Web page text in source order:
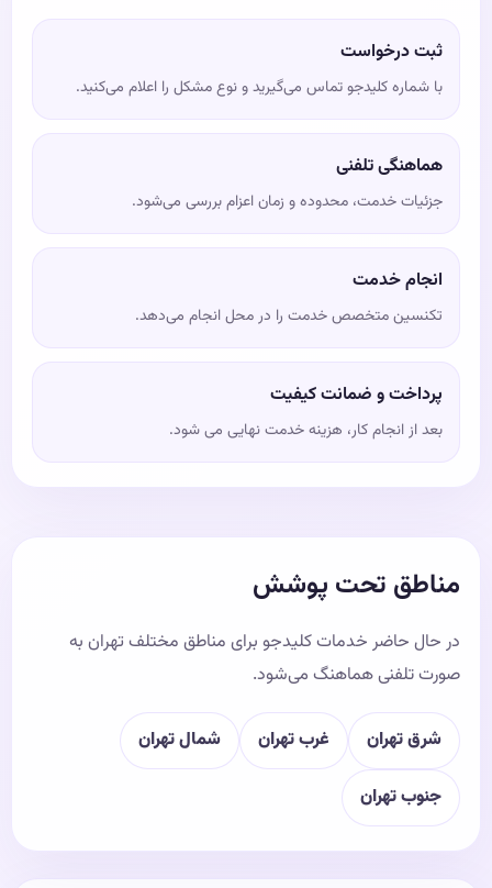
ثبت درخواست
با شماره کلیدجو تماس می‌گیرید و نوع مشکل را اعلام می‌کنید.
هماهنگی تلفنی
جزئیات خدمت، محدوده و زمان اعزام بررسی می‌شود.
انجام خدمت
تکنسین متخصص خدمت را در محل انجام می‌دهد.
پرداخت و ضمانت کیفیت
بعد از انجام کار، هزینه خدمت نهایی می شود.
مناطق تحت پوشش
در حال حاضر خدمات کلیدجو برای مناطق مختلف تهران به
صورت تلفنی هماهنگ می‌شود.
شرق تهران غرب تهران شمال تهران
جنوب تهران